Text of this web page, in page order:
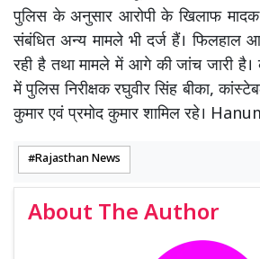
पुलिस के अनुसार आरोपी के खिलाफ मादक
संबंधित अन्य मामले भी दर्ज हैं। फिलहाल
रही है तथा मामले में आगे की जांच जारी है।
में पुलिस निरीक्षक रघुवीर सिंह बीका,
कुमार एवं प्रमोद कुमार शामिल रहे।
Rajasthan News
About The Author